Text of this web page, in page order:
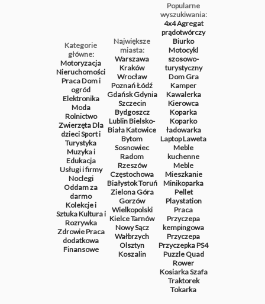
Kategorie
główne:
Motoryzacja
Nieruchomości
PracaDom i
ogród
Elektronika
Moda
Rolnictwo
ZwierzętaDla
dzieciSport i
Turystyka
Muzyka i
Edukacja
Usługi i firmy
Noclegi
Oddam za
darmo
Kolekcje i
SztukaKultura i
Rozrywka
ZdrowiePraca
dodatkowa
Finansowe
Największe
miasta:
Warszawa
Kraków
Wrocław
PoznańŁódź
GdańskGdynia
Szczecin
Bydgoszcz
LublinBielsko-
BiałaKatowice
Bytom
Sosnowiec
Radom
Rzeszów
Częstochowa
BiałystokToruń
Zielona Góra
Gorzów
Wielkopolski
KielceTarnów
Nowy Sącz
Wałbrzych
Olsztyn
Koszalin
Popularne
wyszukiwania:
4x4Agregat
prądotwórczy
Biurko
Motocykl
szosowo-
turystyczny
DomGra
Kamper
Kawalerka
Kierowca
Koparka
Koparko
ładowarka
LaptopLaweta
Meble
kuchenne
Meble
Mieszkanie
Minikoparka
Pellet
Playstation
Praca
Przyczepa
kempingowa
Przyczepa
PrzyczepkaPS4
PuzzleQuad
Rower
KosiarkaSzafa
Traktorek
Tokarka